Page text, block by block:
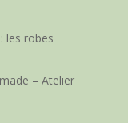
les robes
– Atelier